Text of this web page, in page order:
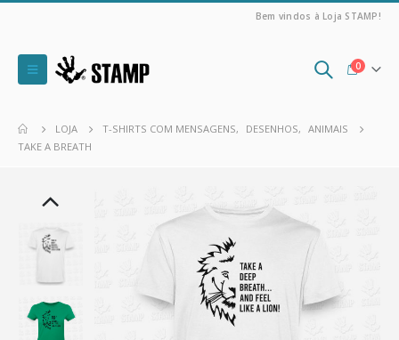
Bem vindos à Loja STAMP!
0
LOJA T-SHIRTS COM MENSAGENS, DESENHOS, ANIMAIS
TAKE A BREATH